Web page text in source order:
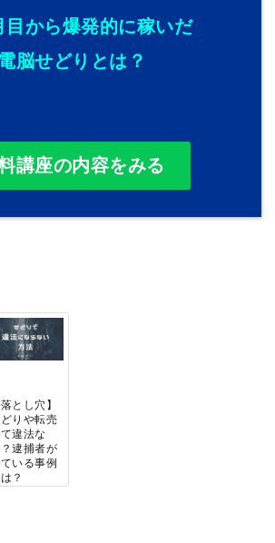
目から爆発的に稼いだ
電脳せどりとは？
講座の内容をみる
落とし穴】
りや転売
違法な
逮捕者が
いる事例
？